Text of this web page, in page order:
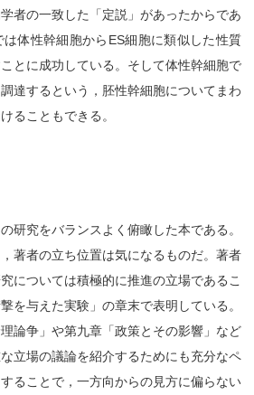
者の一致した「定説」があったからであ
体性幹細胞からES細胞に類似した性質
とに成功している。そして体性幹細胞で
達するという，胚性幹細胞についてまわ
ることもできる。
研究をバランスよく俯瞰した本である。
著者の立ち位置は気になるものだ。著者
については積極的に推進の立場であるこ
を与えた実験」の章末で表明している。
論争」や第九章「政策とその影響」など
立場の議論を紹介するためにも充分なペ
ることで，一方向からの見方に偏らない